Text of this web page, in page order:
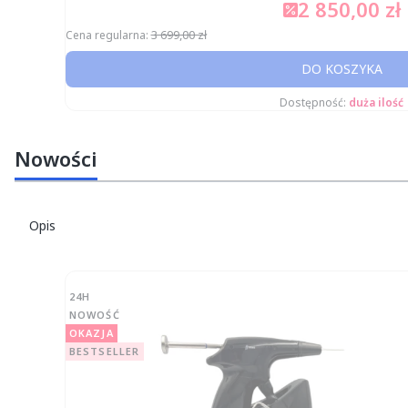
Cena
2 850,00 zł
Cena regularna: 3 699,00 zł
DO KOSZYKA
Dostępność: duża ilość
Nowości
Opis
24H
NOWOŚĆ
OKAZJA
BESTSELLER